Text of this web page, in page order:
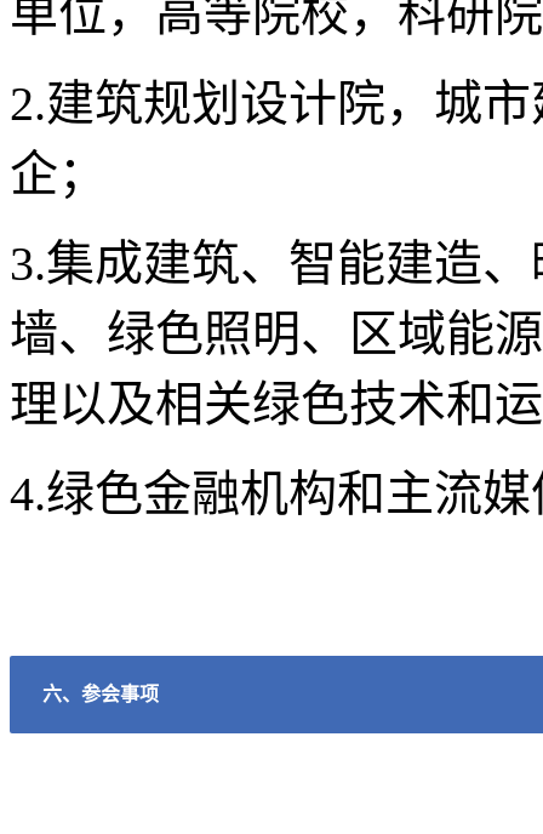
单位，高等院校， 科研
2.建筑规划设计院，城
企；
3.集成建筑、智能建造
墙、绿色照明、区域能
理以及相关绿色技术和
4.绿色金融机构和主流
六、参会事项